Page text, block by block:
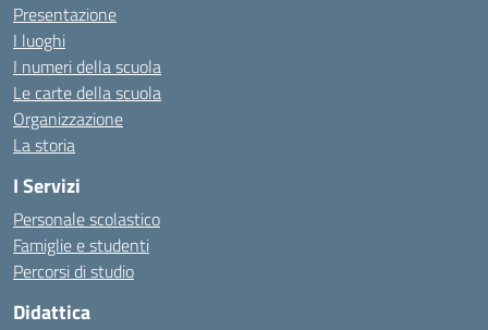
Presentazione
I luoghi
I numeri della scuola
Le carte della scuola
Organizzazione
La storia
I Servizi
Personale scolastico
Famiglie e studenti
Percorsi di studio
Didattica